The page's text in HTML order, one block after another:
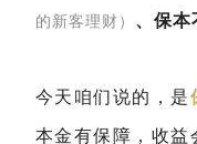
的新客理财） 、保本
今天咱们说的，是
本金有保障，收益